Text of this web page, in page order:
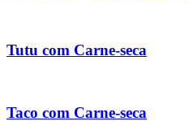
Tutu com Carne-seca
Taco com Carne-seca